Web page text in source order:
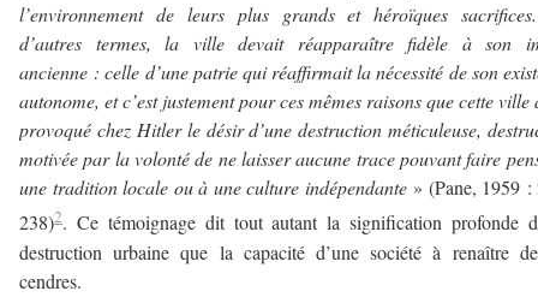
l’environnement de leurs plus grands et héroïques
d’autres termes, la ville devait réapparaître fidèle à son
ancienne : celle d’une patrie qui réaffirmait la nécessité de son
autonome, etc’est justement pour ces mêmes raisons que cette ville
provoqué chez Hitler le désir d’une destruction méticuleuse,
motivée par la volonté de ne laisser aucune trace pouvant faire
une tradition locale ou à une culture indépendante » (Pane, 1959 :
238)2. Ce témoignage dit tout autant la signification profonde
destruction urbaine que la capacité d’une société à renaître
cendres.